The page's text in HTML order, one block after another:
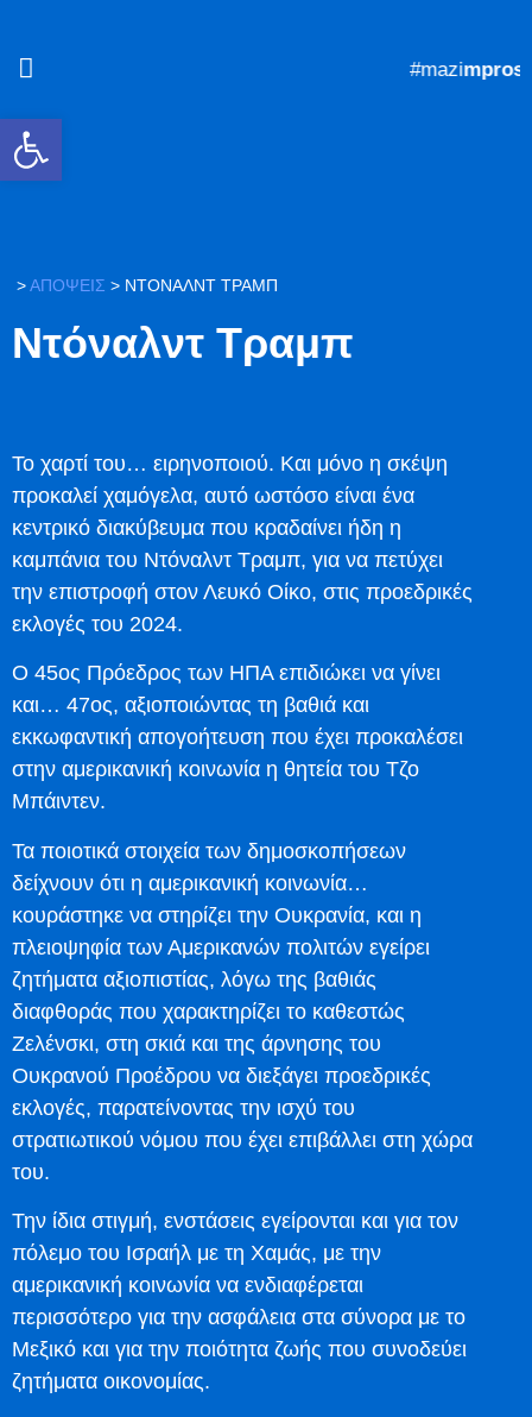
Ανοίξτε τη γραμμή εργαλείων
#mazimprosta
>ΑΠΟΨΕΙΣ > ΝΤΌΝΑΛΝΤ ΤΡΑΜΠ
Ντόναλντ Τραμπ
Το χαρτί του… ειρηνοποιού. Και μόνο η σκέψη
προκαλεί χαμόγελα, αυτό ωστόσο είναι ένα
κεντρικό διακύβευμα που κραδαίνει ήδη η
καμπάνια του Ντόναλντ Τραμπ, για να πετύχει
την επιστροφή στον Λευκό Οίκο, στις προεδρικές
εκλογές του 2024.
Ο 45ος Πρόεδρος των ΗΠΑ επιδιώκει να γίνει
και… 47ος, αξιοποιώντας τη βαθιά και
εκκωφαντική απογοήτευση που έχει προκαλέσει
στην αμερικανική κοινωνία η θητεία του Τζο
Μπάιντεν.
Τα ποιοτικά στοιχεία των δημοσκοπήσεων
δείχνουν ότι η αμερικανική κοινωνία…
κουράστηκε να στηρίζει την Ουκρανία, και η
πλειοψηφία των Αμερικανών πολιτών εγείρει
ζητήματα αξιοπιστίας, λόγω της βαθιάς
διαφθοράς που χαρακτηρίζει το καθεστώς
Ζελένσκι, στη σκιά και της άρνησης του
Ουκρανού Προέδρου να διεξάγει προεδρικές
εκλογές, παρατείνοντας την ισχύ του
στρατιωτικού νόμου που έχει επιβάλλει στη χώρα
του.
Την ίδια στιγμή, ενστάσεις εγείρονται και για τον
πόλεμο του Ισραήλ με τη Χαμάς, με την
αμερικανική κοινωνία να ενδιαφέρεται
περισσότερο για την ασφάλεια στα σύνορα με το
Μεξικό και για την ποιότητα ζωής που συνοδεύει
ζητήματα οικονομίας.